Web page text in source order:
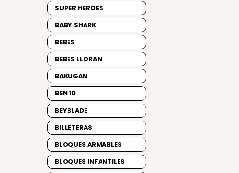
SUPER HEROES
BABY SHARK
BEBES
BEBES LLORAN
BAKUGAN
BEN 10
BEYBLADE
BILLETERAS
BLOQUES ARMABLES
BLOQUES INFANTILES